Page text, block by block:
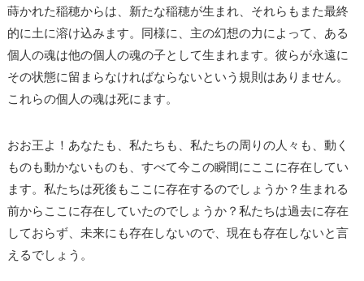
蒔かれた稲穂からは、新たな稲穂が生まれ、それらもまた最終
的に土に溶け込みます。同様に、主の幻想の力によって、ある
個人の魂は他の個人の魂の子として生まれます。彼らが永遠に
その状態に留まらなければならないという規則はありません。
これらの個人の魂は死にます。
おお王よ！あなたも、私たちも、私たちの周りの人々も、動く
ものも動かないものも、すべて今この瞬間にここに存在してい
ます。私たちは死後もここに存在するのでしょうか？生まれる
前からここに存在していたのでしょうか？私たちは過去に存在
しておらず、未来にも存在しないので、現在も存在しないと言
えるでしょう。